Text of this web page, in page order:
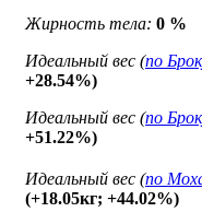
Жирность тела: 0 %
Идеальный вес (по
+28.54%)
Идеальный вес (по
+51.22%)
Идеальный вес (по
(+18.05кг; +44.02%)